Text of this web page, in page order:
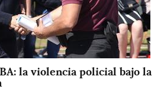
la violencia policial bajo la